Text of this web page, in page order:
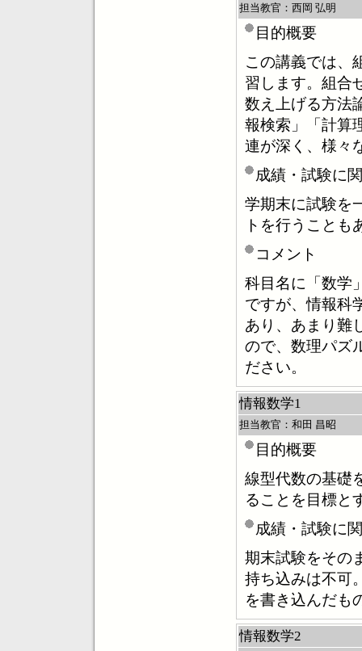
担当教官：西岡 弘明
目的概要
この講義では、
習します。組合
数え上げる方法
報検索」「計算
連が深く、様々
成績・試験に
学期末に試験を
トを行うことも
コメント
科目名に「数学
ですが、情報科
あり、あまり難
ので、数理パズ
ださい。
情報数学1
担当教官：和田 昌昭
目的概要
線型代数の基礎
ることを目標と
成績・試験に
期末試験をその
持ち込みは不可
を書き込んだも
情報数学2